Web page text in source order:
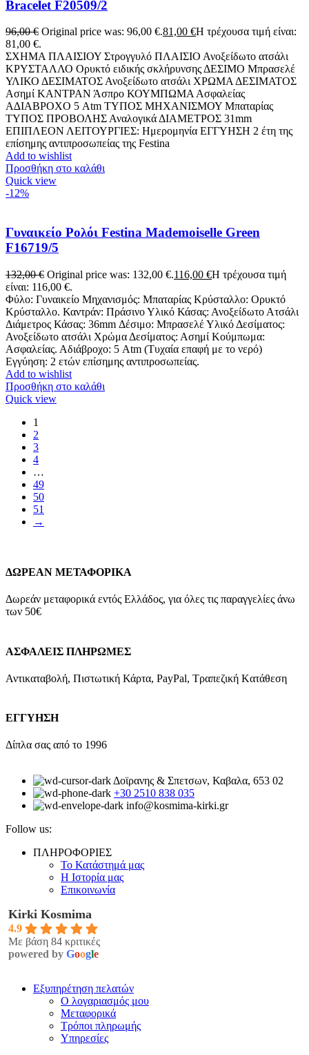
Bracelet F20509/2
96,00€ Original price was: 96,00 €.81,00 €Η τρέχουσα τιμή είναι:
81,00 €.
ΣΧΗΜΑ ΠΛΑΙΣΙΟΥ Στρογγυλό ΠΛΑΙΣΙΟ Ανοξείδωτο ατσάλι
ΚΡΥΣΤΑΛΛΟ Ορυκτό ειδικής σκλήρυνσης ΔΕΣΙΜΟ Μπρασελέ
ΥΛΙΚΟ ΔΕΣΙΜΑΤΟΣ Ανοξείδωτο ατσάλι ΧΡΩΜΑ ΔΕΣΙΜΑΤΟΣ
Ασημί ΚΑΝΤΡΑΝ Άσπρο ΚΟΥΜΠΩΜΑ Ασφαλείας
Α∆ΙΑΒΡΟΧΟ 5 Atm ΤΥΠΟΣ ΜΗΧΑΝΙΣΜΟΥ Μπαταρίας
ΤΥΠΟΣ ΠΡΟΒΟΛΗΣ Αναλογικά ΔΙΑΜΕΤΡΟΣ 31mm
ΕΠΙΠΛΕΟΝ ΛΕΙΤΟΥΡΓΙΕΣ: Ημερομηνία EΓΓΥΗΣΗ 2 έτη της
επίσημης αντιπροσωπείας της Festina
Add to wishlist
Προσθήκη στο καλάθι
Quick view
-12%
Γυναικείο Ρολόι Festina Mademoiselle Green
F16719/5
132,00€ Original price was: 132,00 €.116,00 €Η τρέχουσα τιμή
είναι: 116,00 €.
Φύλο: Γυναικείο Μηχανισμός: Μπαταρίας Κρύσταλλο: Ορυκτό
Κρύσταλλο. Καντράν: Πράσινο Υλικό Κάσας: Ανοξείδωτο Ατσάλι
Διάμετρος Κάσας: 36mm Δέσιμο: Μπρασελέ Υλικό Δεσίματος:
Ανοξείδωτο ατσάλι Χρώμα Δεσίματος: Ασημί Κούμπωμα:
Ασφαλείας. Αδιάβροχο: 5 Atm (Τυχαία επαφή με το νερό)
Εγγύηση: 2 ετών επίσημης αντιπροσωπείας.
Add to wishlist
Προσθήκη στο καλάθι
Quick view
1
2
3
4
…
49
50
51
→
ΔΩΡΕΑΝ ΜΕΤΑΦΟΡΙΚΑ
Δωρεάν μεταφορικά εντός Ελλάδος, για όλες τις παραγγελίες άνω
των 50€
ΑΣΦΑΛΕΙΣ ΠΛΗΡΩΜΕΣ
Αντικαταβολή, Πιστωτική Κάρτα, PayPal, Τραπεζική Kατάθεση
ΕΓΓΥΗΣΗ
Δίπλα σας από το 1996
Δοϊρανης & Σπετσων, Καβαλα, 653 02
+30 2510 838 035
info@kosmima-kirki.gr
Follow us:
ΠΛΗΡΟΦΟΡΙΕΣ
Το Κατάστημά μας
Η Ιστορία μας
Επικοινωνία
Kirki Kosmima
4.9
Με βάση 84 κριτικές
powered by Google
Εξυπηρέτηση πελατών
Ο λογαριασμός μου
Μεταφορικά
Τρόποι πληρωμής
Υπηρεσίες